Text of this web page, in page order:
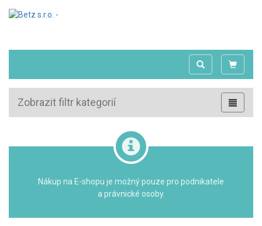
Zobrazit filtr kategorií
Nákup na E-shopu je možný pouze pro podnikatele
a právnické osoby.